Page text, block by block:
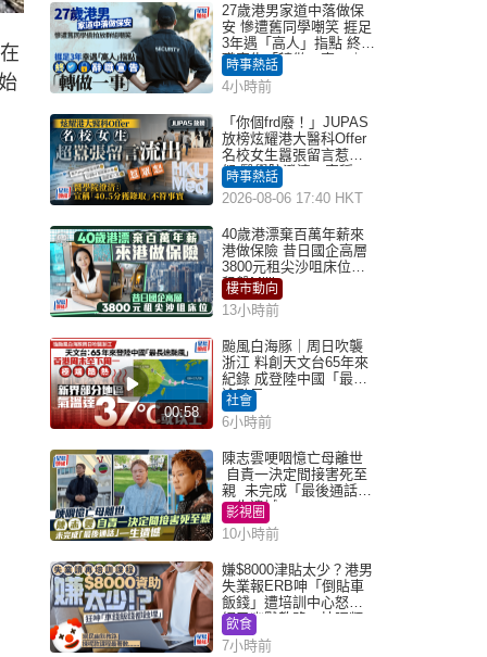
27歲港男家道中落做保
安 慘遭舊同學嘲笑 捱足
3年遇「高人」指點 終辭
職宣告「轉做一事」｜
Juicy叮
時事熱話
4小時前
「你個frd廢！」JUPAS
放榜炫耀港大醫科Offer
名校女生囂張留言惹眾
怒 醫學院澄清：宣稱
「40.5分獲錄取」不符事
實｜Juicy叮
時事熱話
2026-08-06 17:40 HKT
40歲港漂棄百萬年薪來
港做保險 昔日國企高層
3800元租尖沙咀床位｜
租盤Million
樓市動向
13小時前
00:58
颱風白海豚｜周日吹襲
浙江 料創天文台65年來
紀錄 成登陸中國「最長
途颱風」
社會
6小時前
陳志雲哽咽憶亡母離世
自責一決定間接害死至
親 未完成「最後通話」
一生遺憾
影視圈
10小時前
嫌$8000津貼太少？港男
失業報ERB呻「倒貼車
飯錢」遭培訓中心怒轟
網民幽默教路：揀呢類
課程唔會蝕...
飲食
7小時前